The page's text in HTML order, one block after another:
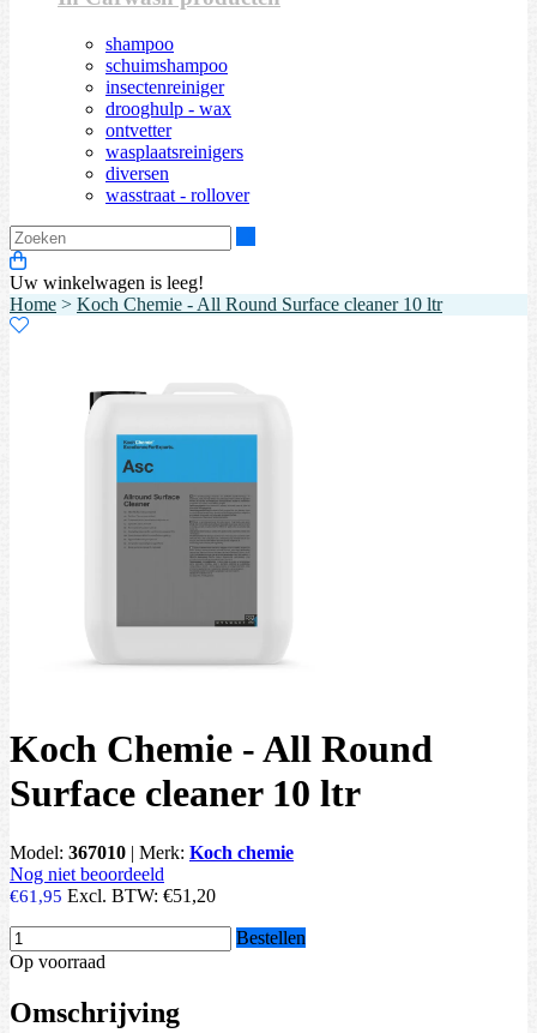
shampoo
schuimshampoo
insectenreiniger
drooghulp - wax
ontvetter
wasplaatsreinigers
diversen
wasstraat - rollover
Uw winkelwagen is leeg!
Home > Koch Chemie - All Round Surface cleaner 10 ltr
Koch Chemie - All Round
Surface cleaner 10 ltr
Model: 367010 | Merk: Koch chemie
Nog niet beoordeeld
€61,95 Excl. BTW: €51,20
Bestellen
Op voorraad
Omschrijving